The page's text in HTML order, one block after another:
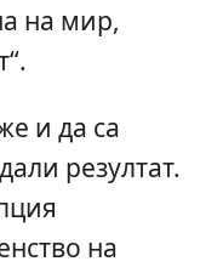
на мир,
и да са
резултат.
на